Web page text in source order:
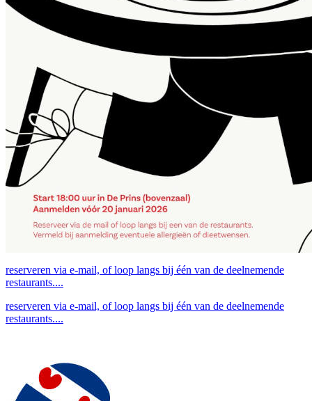
reserveren via e-mail, of loop langs bij één van de deelnemende
restaurants....
reserveren via e-mail, of loop langs bij één van de deelnemende
restaurants....